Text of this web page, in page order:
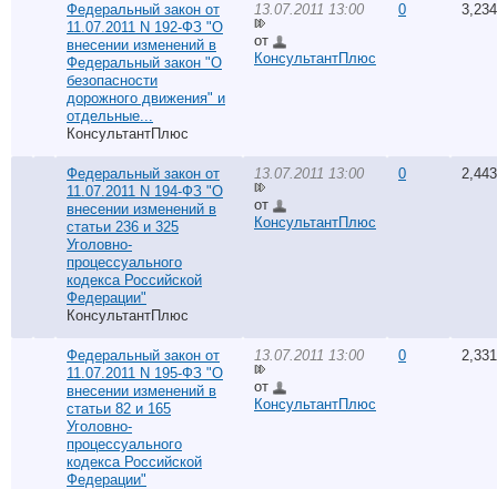
Федеральный закон от
11.07.2011 N 192-ФЗ "О
внесении изменений в
Федеральный закон "О
безопасности
дорожного движения" и
отдельные...
КонсультантПлюс
13.07.2011 13:00
от
КонсультантПлюс
0 3,234
Федеральный закон от
11.07.2011 N 194-ФЗ "О
внесении изменений в
статьи 236 и 325
Уголовно-
процессуального
кодекса Российской
Федерации"
КонсультантПлюс
13.07.2011 13:00
от
КонсультантПлюс
0 2,443
Федеральный закон от
11.07.2011 N 195-ФЗ "О
внесении изменений в
статьи 82 и 165
Уголовно-
процессуального
кодекса Российской
Федерации"
13.07.2011 13:00
от
КонсультантПлюс
0 2,331